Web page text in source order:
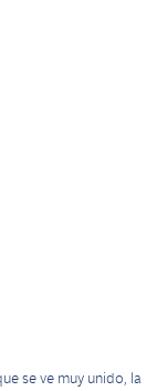
se ve muy unido, la